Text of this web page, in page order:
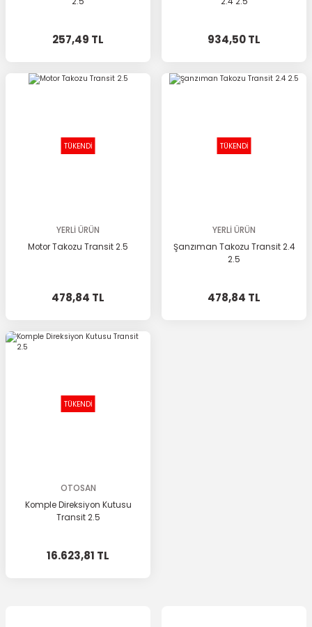
257,49 TL 934,50 TL
TÜKENDİ
YERLİ ÜRÜN
Motor Takozu Transit 2.5
478,84 TL
TÜKENDİ
YERLİ ÜRÜN
Şanzıman Takozu Transit 2.4
2.5
478,84 TL
TÜKENDİ
OTOSAN
Komple Direksiyon Kutusu
Transit 2.5
16.623,81 TL